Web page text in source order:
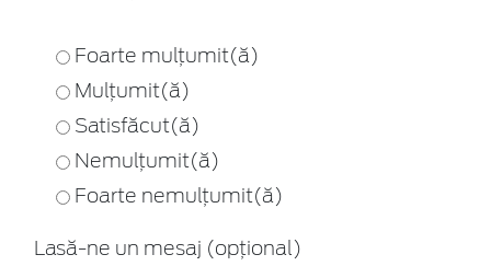
Foarte mulțumit(ă)
Mulțumit(ă)
Satisfăcut(ă)
Nemulțumit(ă)
Foarte nemulțumit(ă)
Lasă-ne un mesaj (opțional)